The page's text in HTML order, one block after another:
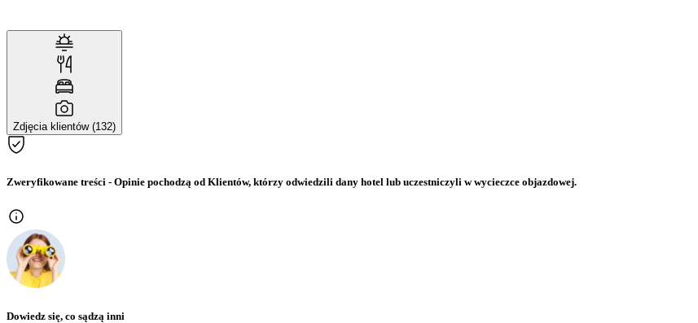
Zdjęcia klientów (132)
Zweryfikowane treści - Opinie pochodzą od Klientów, którzy odwiedzili dany hotel lub uczestniczyli w wycieczce objazdowej.
Dowiedz się, co sądzą inni